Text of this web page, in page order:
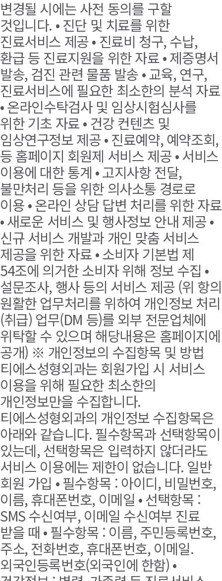
변경될 시에는 사전 동의를 구할
것입니다. • 진단 및 치료를 위한
진료서비스 제공 • 진료비 청구, 수납,
환급 등 진료지원을 위한 자료 • 제증명서
발송, 검진 관련 물품 발송 • 교육, 연구,
진료서비스에 필요한 최소한의 분석 자료
• 온라인수탁검사 및 임상시험심사를
위한 기초 자료 • 건강 컨텐츠 및
임상연구정보 제공 • 진료예약, 예약조회,
등 홈페이지 회원제 서비스 제공 • 서비스
이용에 대한 통계 • 고지사항 전달,
불만처리 등을 위한 의사소통 경로로
이용 • 온라인 상담 답변 처리를 위한 자료
• 새로운 서비스 및 행사정보 안내 제공 •
신규 서비스 개발과 개인 맞춤 서비스
제공을 위한 자료 • 소비자 기본법 제
54조에 의거한 소비자 위해 정보 수집 •
설문조사, 행사 등의 서비스 제공 (위 항의
원활한 업무처리를 위하여 개인정보 처리
(취급) 업무(DM 등)를 외부 전문업체에
위탁할 수 있으며 해당내용은 홈페이지에
공개) ※ 개인정보의 수집항목 및 방법
티에스성형외과는 회원가입 시 서비스
이용을 위해 필요한 최소한의
개인정보만을 수집합니다.
티에스성형외과의 개인정보 수집항목은
아래와 같습니다. 필수항목과 선택항목이
있는데, 선택항목은 입력하지 않더라도
서비스 이용에는 제한이 없습니다. 일반
회원 가입 • 필수항목 : 아이디, 비밀번호,
이름, 휴대폰번호, 이메일 • 선택항목 :
SMS 수신여부, 이메일 수신여부 진료
받을 때 • 필수항목 : 이름, 주민등록번호,
주소, 전화번호, 휴대폰번호, 이메일.
외국인등록번호(외국인에 한함) •